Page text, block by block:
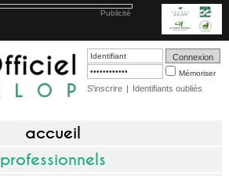
Publicité
Mémoriser
S'inscrire | Identifiants oubliés
accueil
professionnels